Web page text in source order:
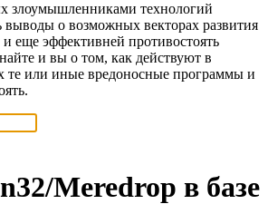
злоумышленниками технологий
выводы о возможных векторах развития
еще эффективней противостоять
и вы о том, как действуют в
те или иные вредоносные программы и
Meredrop в базе